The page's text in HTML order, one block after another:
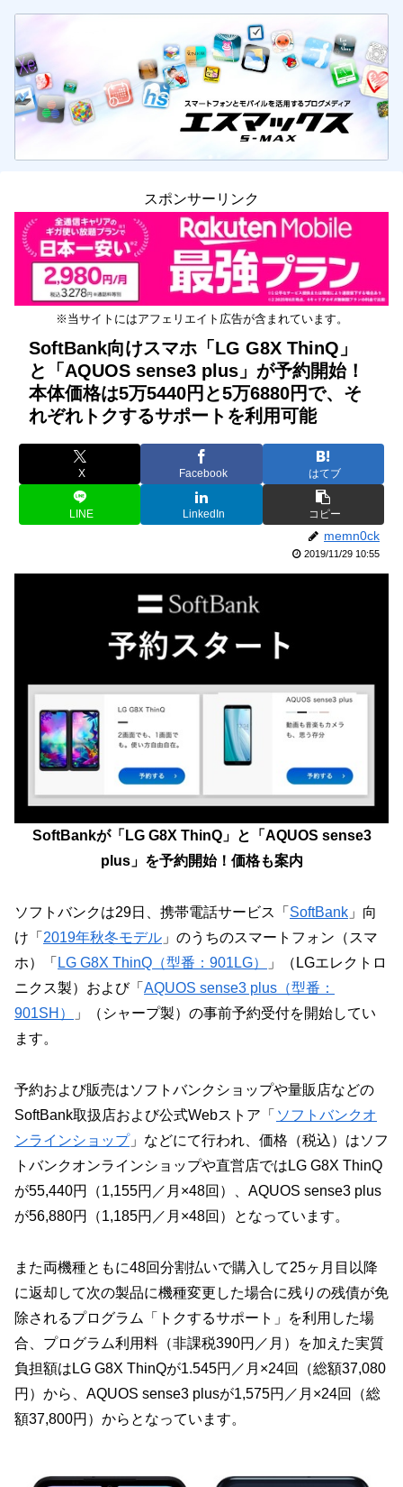
スポンサーリンク
※当サイトにはアフェリエイト広告が含まれています。
SoftBank向けスマホ「LG G8X ThinQ」
と「AQUOS sense3 plus」が予約開始！
本体価格は5万5440円と5万6880円で、そ
れぞれトクするサポートを利用可能
X Facebook はてブ
LINE LinkedIn コピー
memn0ck
2019/11/29 10:55
SoftBankが「LG G8X ThinQ」と「AQUOS sense3
plus」を予約開始！価格も案内
ソフトバンクは29日、携帯電話サービス「 SoftBank 」向
け「 2019年秋冬モデル 」のうちのスマートフォン（スマ
ホ）「 LG G8X ThinQ（型番：901LG）
」（LGエレクトロ
ニクス製）および「 AQUOS sense3 plus（型番：
901SH）
」（シャープ製）の事前予約受付を開始してい
ます。
予約および販売はソフトバンクショップや量販店などの
SoftBank取扱店および公式Webストア「 ソフトバンクオ
ンラインショップ」などにて行われ、価格（税込）はソフ
トバンクオンラインショップや直営店ではLG G8X ThinQ
が55,440円（1,155円／月×48回）、AQUOS sense3 plus
が56,880円（1,185円／月×48回）となっています。
また両機種ともに48回分割払いで購入して25ヶ月目以降
に返却して次の製品に機種変更した場合に残りの残債が免
除されるプログラム「トクするサポート」を利用した場
合、プログラム利用料（非課税390円／月）を加えた実質
負担額はLG G8X ThinQが1.545円／月×24回（総額37,080
円）から、AQUOS sense3 plusが1,575円／月×24回（総
額37,800円）からとなっています。